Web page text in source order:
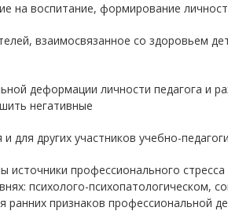
на воспитание, формирование
взаимосвязанное со здоровьем
деформации личности педагога и
негативные
для других участников учебно-
источники профессионального
психолого-
ранних признаков профессиональной